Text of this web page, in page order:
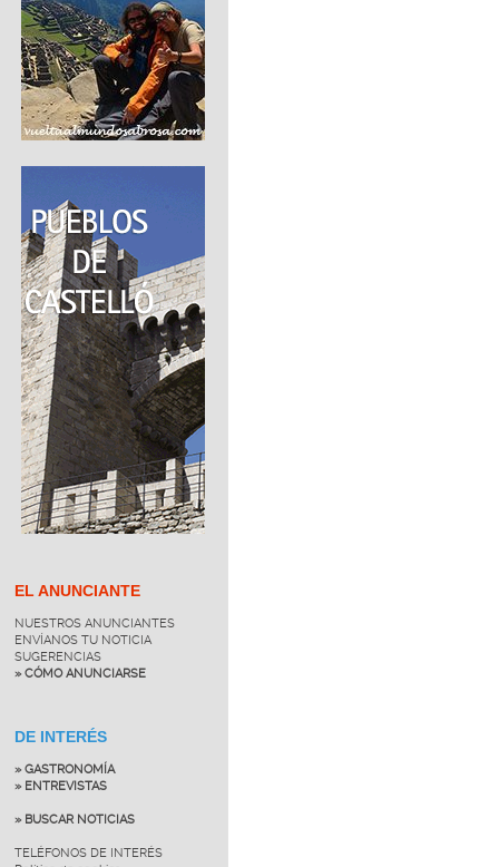
EL ANUNCIANTE
NUESTROS ANUNCIANTES
ENVÍANOS TU NOTICIA
SUGERENCIAS
» CÓMO ANUNCIARSE
DE INTERÉS
» GASTRONOMÍA
» ENTREVISTAS
» BUSCAR NOTICIAS
TELÉFONOS DE INTERÉS